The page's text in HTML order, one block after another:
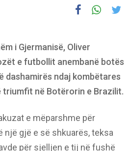
i Gjermanisë, Oliver
e futbollit anembanë botës
dashamirës ndaj kombëtares
triumfit në Botërorin e Brazilit.
e mëparshme për
një gjë e së shkuarës, teksa
për sjelljen e tij në fushë